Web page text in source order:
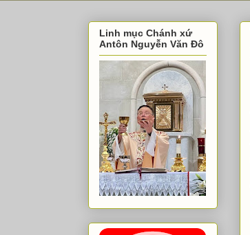
Linh mục Chánh xứ
Antôn Nguyễn Văn Đô